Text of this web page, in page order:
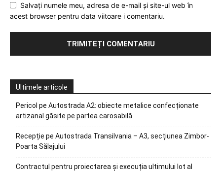
Salvați numele meu, adresa de e-mail și site-ul web în
acest browser pentru data viitoare i comentariu.
Ultimele articole
Pericol pe Autostrada A2: obiecte metalice confecționate
artizanal găsite pe partea carosabilă
Recepție pe Autostrada Transilvania – A3, secțiunea Zimbor-
Poarta Sălajului
Contractul pentru proiectarea și execuția ultimului lot al